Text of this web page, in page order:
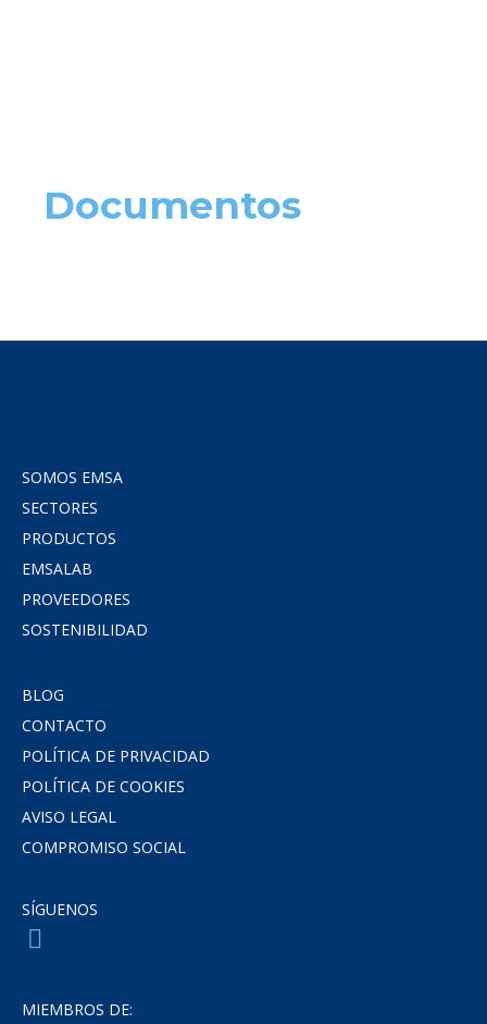
Documentos
SOMOS EMSA
SECTORES
PRODUCTOS
EMSALAB
PROVEEDORES
SOSTENIBILIDAD
BLOG
CONTACTO
POLÍTICA DE PRIVACIDAD
POLÍTICA DE COOKIES
AVISO LEGAL
COMPROMISO SOCIAL
SÍGUENOS
MIEMBROS DE: